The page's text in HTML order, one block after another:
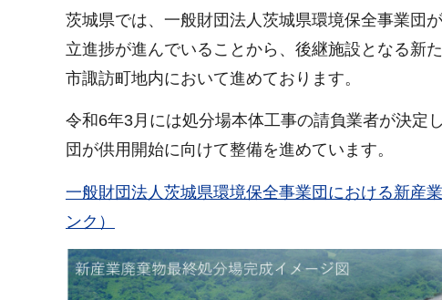
茨城県では、一般財団法人茨城県環境保全事業団
立進捗が進んでいることから、後継施設となる新
市諏訪町地内において進めております。
令和6年3月には処分場本体工事の請負業者が決定
団が供用開始に向けて整備を進めています。
一般財団法人茨城県環境保全事業団における新産
ンク）